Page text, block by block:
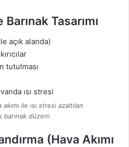
Tasarımı
açık alanda)
tutulması
ile ısı stresi azaltılan
barınak düzeni
(Hava Akımı